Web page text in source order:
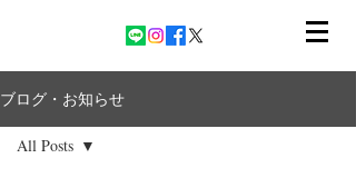
ブログ・お知らせ
All Posts